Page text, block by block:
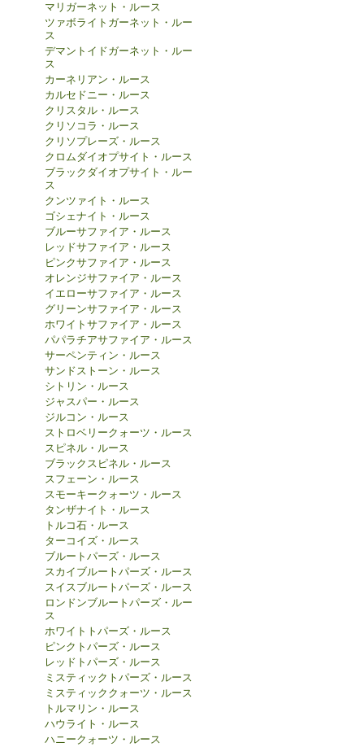
マリガーネット・ルース
ツァボライトガーネット・ルー
ス
デマントイドガーネット・ルー
ス
カーネリアン・ルース
カルセドニー・ルース
クリスタル・ルース
クリソコラ・ルース
クリソプレーズ・ルース
クロムダイオプサイト・ルース
ブラックダイオプサイト・ルー
ス
クンツァイト・ルース
ゴシェナイト・ルース
ブルーサファイア・ルース
レッドサファイア・ルース
ピンクサファイア・ルース
オレンジサファイア・ルース
イエローサファイア・ルース
グリーンサファイア・ルース
ホワイトサファイア・ルース
パパラチアサファイア・ルース
サーペンティン・ルース
サンドストーン・ルース
シトリン・ルース
ジャスパー・ルース
ジルコン・ルース
ストロベリークォーツ・ルース
スピネル・ルース
ブラックスピネル・ルース
スフェーン・ルース
スモーキークォーツ・ルース
タンザナイト・ルース
トルコ石・ルース
ターコイズ・ルース
ブルートパーズ・ルース
スカイブルートパーズ・ルース
スイスブルートパーズ・ルース
ロンドンブルートパーズ・ルー
ス
ホワイトトパーズ・ルース
ピンクトパーズ・ルース
レッドトパーズ・ルース
ミスティックトパーズ・ルース
ミスティッククォーツ・ルース
トルマリン・ルース
ハウライト・ルース
ハニークォーツ・ルース